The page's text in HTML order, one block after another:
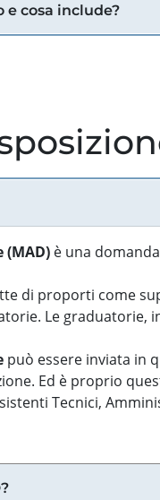
e cosa include?
(MAD) è una
di proporti come
Le graduatorie,
può essere inviata in
Ed è proprio
Tecnici,